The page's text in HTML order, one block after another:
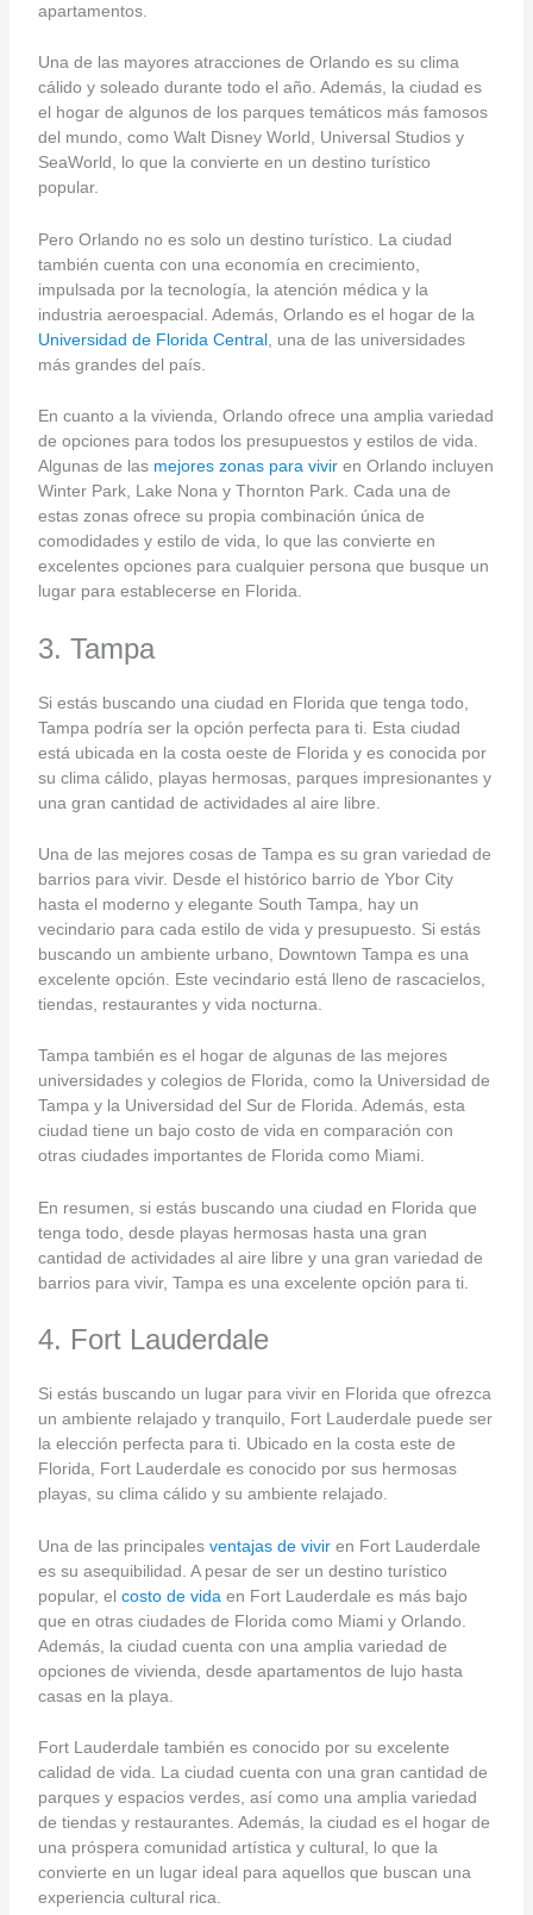
apartamentos.
Una de las mayores atracciones de Orlando es su clima
cálido y soleado durante todo el año. Además, la ciudad es
el hogar de algunos de los parques temáticos más famosos
del mundo, como Walt Disney World, Universal Studios y
SeaWorld, lo que la convierte en un destino turístico
popular.
Pero Orlando no es solo un destino turístico. La ciudad
también cuenta con una economía en crecimiento,
impulsada por la tecnología, la atención médica y la
industria aeroespacial. Además, Orlando es el hogar de la
Universidad de Florida Central, una de las universidades
más grandes del país.
En cuanto a la vivienda, Orlando ofrece una amplia variedad
de opciones para todos los presupuestos y estilos de vida.
Algunas de las mejores zonas para viviren Orlando incluyen
Winter Park, Lake Nona y Thornton Park. Cada una de
estas zonas ofrece su propia combinación única de
comodidades y estilo de vida, lo que las convierte en
excelentes opciones para cualquier persona que busque un
lugar para establecerse en Florida.
3. Tampa
Si estás buscando una ciudad en Florida que tenga todo,
Tampa podría ser la opción perfecta para ti. Esta ciudad
está ubicada en la costa oeste de Florida y es conocida por
su clima cálido, playas hermosas, parques impresionantes y
una gran cantidad de actividades al aire libre.
Una de las mejores cosas de Tampa es su gran variedad de
barrios para vivir. Desde el histórico barrio de Ybor City
hasta el moderno y elegante South Tampa, hay un
vecindario para cada estilo de vida y presupuesto. Si estás
buscando un ambiente urbano, Downtown Tampa es una
excelente opción. Este vecindario está lleno de rascacielos,
tiendas, restaurantes y vida nocturna.
Tampa también es el hogar de algunas de las mejores
universidades y colegios de Florida, como la Universidad de
Tampa y la Universidad del Sur de Florida. Además, esta
ciudad tiene un bajo costo de vida en comparación con
otras ciudades importantes de Florida como Miami.
En resumen, si estás buscando una ciudad en Florida que
tenga todo, desde playas hermosas hasta una gran
cantidad de actividades al aire libre y una gran variedad de
barrios para vivir, Tampa es una excelente opción para ti.
4. Fort Lauderdale
Si estás buscando un lugar para vivir en Florida que ofrezca
un ambiente relajado y tranquilo, Fort Lauderdale puede ser
la elección perfecta para ti. Ubicado en la costa este de
Florida, Fort Lauderdale es conocido por sus hermosas
playas, su clima cálido y su ambiente relajado.
Una de las principales ventajas de viviren Fort Lauderdale
es su asequibilidad. A pesar de ser un destino turístico
popular, el costo de vida en Fort Lauderdale es más bajo
que en otras ciudades de Florida como Miami y Orlando.
Además, la ciudad cuenta con una amplia variedad de
opciones de vivienda, desde apartamentos de lujo hasta
casas en la playa.
Fort Lauderdale también es conocido por su excelente
calidad de vida. La ciudad cuenta con una gran cantidad de
parques y espacios verdes, así como una amplia variedad
de tiendas y restaurantes. Además, la ciudad es el hogar de
una próspera comunidad artística y cultural, lo que la
convierte en un lugar ideal para aquellos que buscan una
experiencia cultural rica.